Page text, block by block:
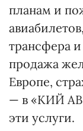
планам и
трансфера
продажа
Европе,
— в «КИЙ
эти услуги.